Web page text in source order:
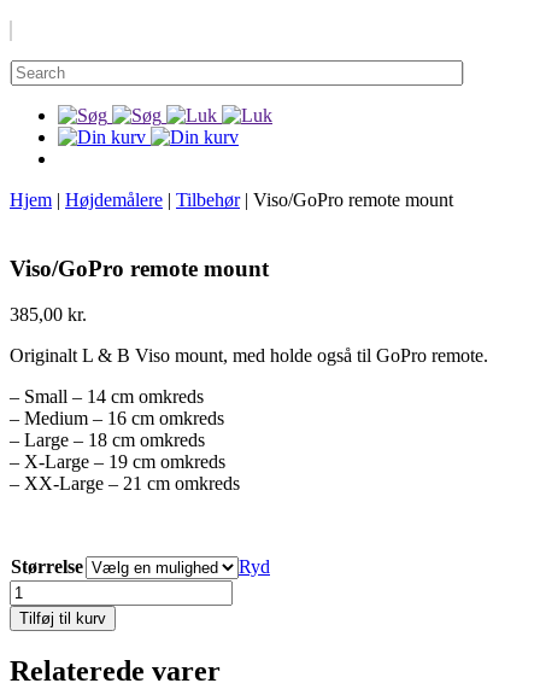
Hjem | Højdemålere | Tilbehør| Viso/GoPro remote mount
Viso/GoPro remote mount
385,00 kr.
Originalt L & B Viso mount, med holde også til GoPro remote.
– Small – 14 cm omkreds
– Medium – 16 cm omkreds
– Large – 18 cm omkreds
– X-Large – 19 cm omkreds
– XX-Large – 21 cm omkreds
Størrelse
Ryd
Viso/GoPro
remote
mount
antal
Tilføj til kurv
Relaterede varer